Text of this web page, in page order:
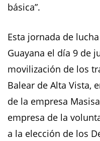
básica”.
Esta jornada de
Guayana el día 9 de
movilización de los
Balear de Alta Vista,
de la empresa
empresa de la
a la elección de los